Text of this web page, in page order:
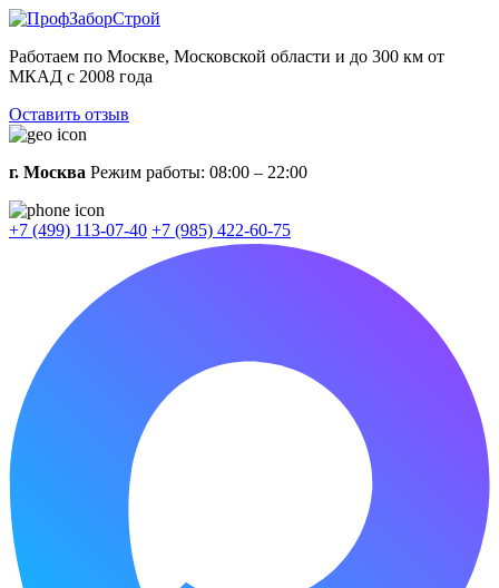
Работаем по Москве, Московской области и до 300 км от
МКАД с 2008 года
Оставить отзыв
г. Москва Режим работы: 08:00 – 22:00
+7 (499) 113-07-40 +7 (985) 422-60-75